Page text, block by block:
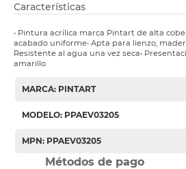
Características
• Pintura acrílica marca Pintart de alta
acabado uniforme• Apta para lienzo,
Resistente al agua una vez seca•
amarillo
MARCA: PINTART
MODELO: PPAEV03205
MPN: PPAEV03205
Métodos de pago